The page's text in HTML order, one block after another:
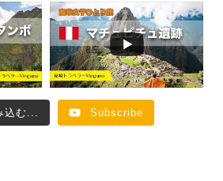
込む... Subscribe